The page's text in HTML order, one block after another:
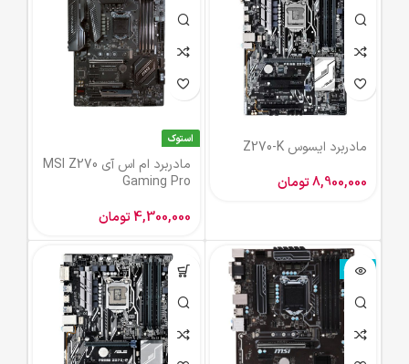
مادربرد ایسوس Z270-K
8,900,000تومان
استوک
مادربرد ام اس آی MSI Z270
Gaming Pro
4,300,000تومان
ناموجود